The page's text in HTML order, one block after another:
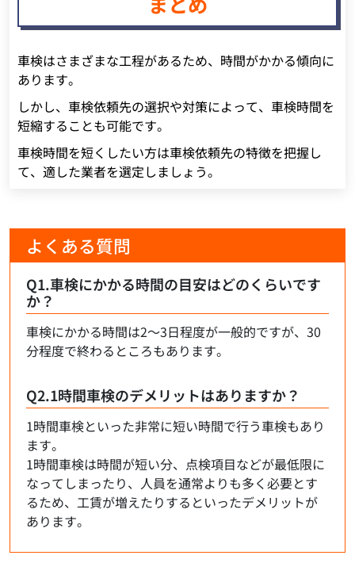
車検はさまざまな工程があるため、時間がかかる傾向に
あります。
しかし、車検依頼先の選択や対策によって、車検時間を
短縮することも可能です。
車検時間を短くしたい方は車検依頼先の特徴を把握し
て、適した業者を選定しましょう。
よくある質問
Q1.車検にかかる時間の目安はどのくらいです
か？
車検にかかる時間は2～3日程度が一般的ですが、30
分程度で終わるところもあります。
Q2.1時間車検のデメリットはありますか？
1時間車検といった非常に短い時間で行う車検もあり
ます。
1時間車検は時間が短い分、点検項目などが最低限に
なってしまったり、人員を通常よりも多く必要とす
るため、工賃が増えたりするといったデメリットが
あります。